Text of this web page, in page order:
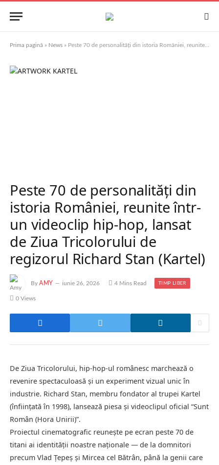
Prima pagină » News » Peste 70 de personalități din istoria României, reunite într-un videoclip hip-hop, lansat de Ziua Tricolorului de regizorul Richard Stan (Kartel)
Peste 70 de personalități din
istoria României, reunite într-
un videoclip hip-hop, lansat
de Ziua Tricolorului de
regizorul Richard Stan (Kartel)
By AMY iunie 26, 2026 4 Mins Read TIMP LIBER
0 Views
De Ziua Tricolorului, hip-hop-ul românesc marchează o
revenire spectaculoasă și un experiment vizual unic în
industrie. Richard Stan, membru fondator al trupei Kartel
(înființată în 1998), lansează piesa și videoclipul oficial “Sunt
Român (Hora Unirii)”.
Proiectul cinematografic reunește pe ecran peste 70 de
titani ai identității noastre naționale — de la domnitori
precum Vlad Țepeș și Mircea cel Bătrân, până la genii care